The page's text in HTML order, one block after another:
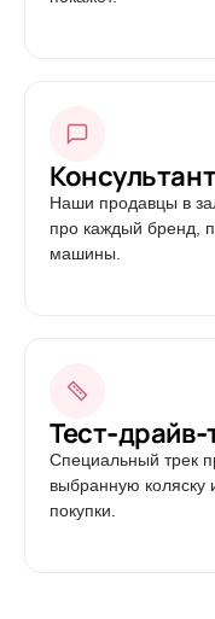
Наши продавцы в
про каждый бренд,
машины.
Тест-драйв-
Специальный трек
выбранную
покупки.